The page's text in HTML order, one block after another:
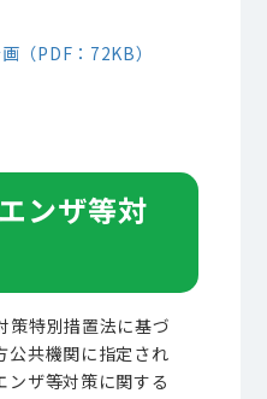
（PDF：72KB）
ンザ等対
策特別措置法に基づ
公共機関に指定され
ンザ等対策に関する